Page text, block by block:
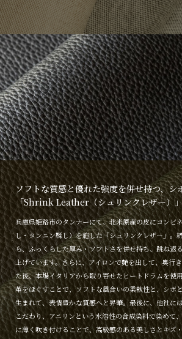
ソフトな質感と優れた強度を併せ持つ、シ
「Shrink Leather（シュリンクレザー）
兵庫県姫路市のタンナーにて、北米原産の皮にコンビ
し・タンニン鞣し）を施した「シュリンクレザー」。
ら、ふっくらした厚み・ソフトさを併せ持ち、跳ね返
上げています。さらに、アイロンで艶を出して、奥行
た後、本場イタリアから取り寄せたヒートドラムを使
革をほぐすことで、ソフトな風合いの柔軟性と、シボ
生まれて、表情豊かな質感へと昇華。最後に、他社に
こだわり、アニリンという水溶性の合成染料で染めて
に薄く吹き付けることで、高級感のある美しさとキズ